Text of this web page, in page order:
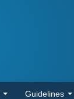
Guidelines